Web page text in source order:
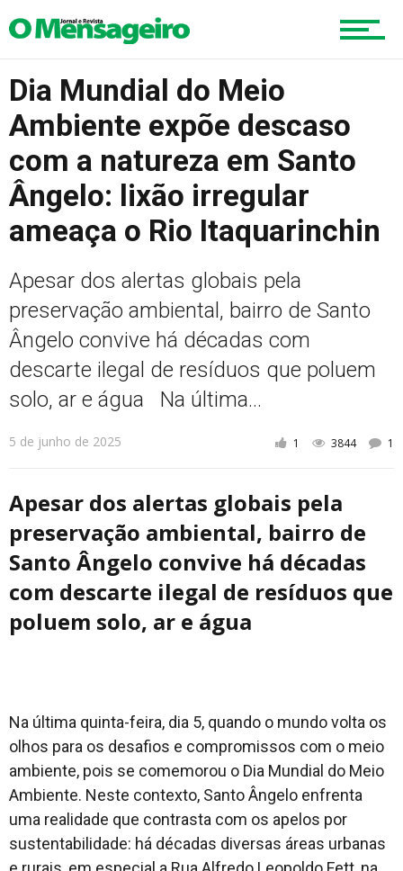
Turismo
Cotidiano
Dia Mundial do Meio
Ambiente expõe descaso
com a natureza em Santo
Ângelo: lixão irregular
ameaça o Rio Itaquarinchin
Apesar dos alertas globais pela
preservação ambiental, bairro de Santo
Ângelo convive há décadas com
descarte ilegal de resíduos que poluem
solo, ar e água Na última...
5 de junho de 2025 1 3844 1
Apesar dos alertas globais pela
preservação ambiental, bairro de
Santo Ângelo convive há décadas
com descarte ilegal de resíduos que
poluem solo, ar e água
Na última quinta-feira, dia 5, quando o mundo volta os
olhos para os desafios e compromissos com o meio
ambiente, pois se comemorou o Dia Mundial do Meio
Ambiente. Neste contexto, Santo Ângelo enfrenta
uma realidade que contrasta com os apelos por
sustentabilidade: há décadas diversas áreas urbanas